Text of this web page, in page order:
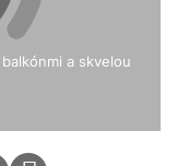
a skvelou